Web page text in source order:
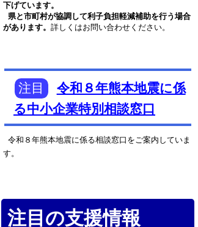
下げています。
県と市町村が協調して利子負担軽減補助を行う場合
があります。 詳しくはお問い合わせください。
注目
令和８年熊本地震に係
る中小企業特別相談窓口
令和８年熊本地震に係る相談窓口をご案内していま
す。
注目の支援情報